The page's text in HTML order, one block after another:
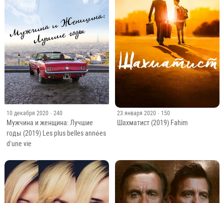
10 декабря 2020 · 240
Мужчина и женщина: Лучшие
годы (2019) Les plus belles années
d’une vie
23 января 2020 · 150
Шахматист (2019) Fahim